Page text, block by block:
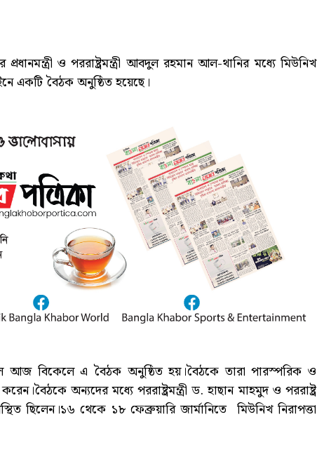
প্রধানমন্ত্রী ও পররাষ্ট্রমন্ত্রী আবদুল রহমান আল-থানির মধ্যে মিউনিখ
একটি বৈঠক অনুষ্ঠিত হয়েছে।
আজ বিকেলে এ বৈঠক অনুষ্ঠিত হয়।বৈঠকে তারা পারস্পরিক ও
অন্যদের মধ্যে পররাষ্ট্রমন্ত্রী ড. হাছান মাহমুদ ও পররাষ্ট্র
ছিলেন।১৬ থেকে ১৮ ফেব্রুয়ারি জার্মানিতে মিউনিখ নিরাপত্তা